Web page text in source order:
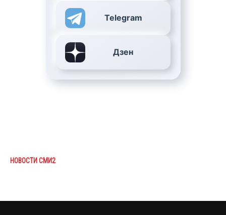
Telegram
Дзен
НОВОСТИ СМИ2